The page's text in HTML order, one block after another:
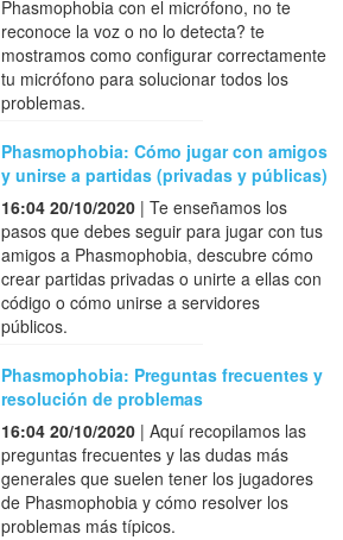
Phasmophobia con el micrófono, no te
reconoce la voz o no lo detecta? te
mostramos como configurar correctamente
tu micrófono para solucionar todos los
problemas.
Phasmophobia: Cómo jugar con amigos
y unirse a partidas (privadas y públicas)
16:04 20/10/2020 | Te enseñamos los
pasos que debes seguir para jugar con tus
amigos a Phasmophobia, descubre cómo
crear partidas privadas o unirte a ellas con
código o cómo unirse a servidores
públicos.
Phasmophobia: Preguntas frecuentes y
resolución de problemas
16:04 20/10/2020 | Aquí recopilamos las
preguntas frecuentes y las dudas más
generales que suelen tener los jugadores
de Phasmophobia y cómo resolver los
problemas más típicos.